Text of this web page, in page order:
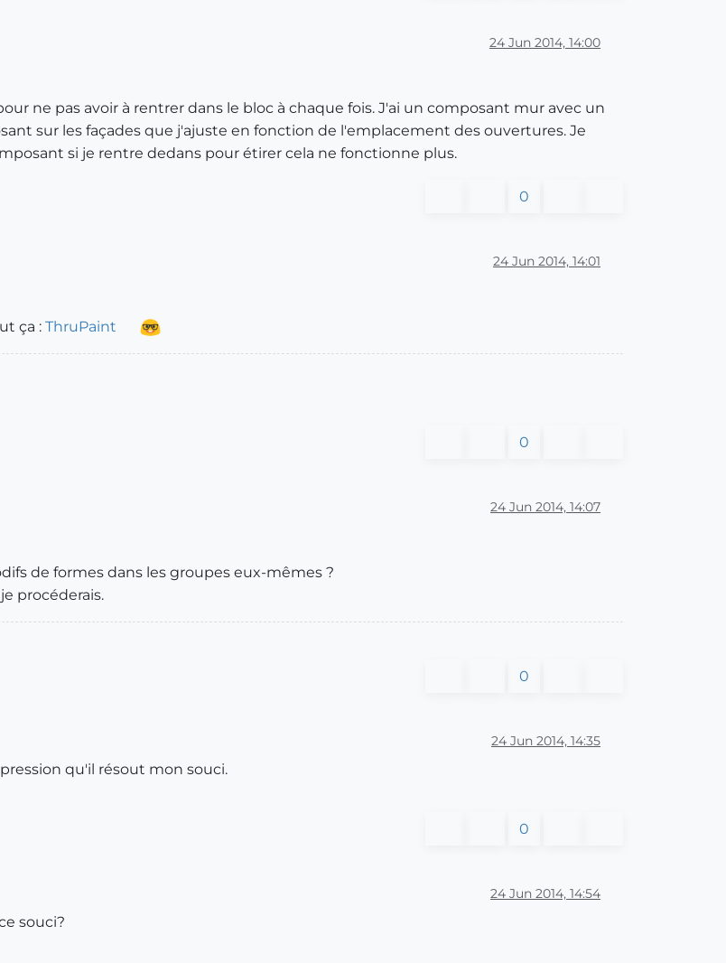
24 Jun 2014, 14:00
ne pas avoir à rentrer dans le bloc à chaque fois. J'ai un composant mur avec un
sur les façades que j'ajuste en fonction de l'emplacement des ouvertures. Je
si je rentre dedans pour étirer cela ne fonctionne plus.
0
24 Jun 2014, 14:01
ça : ThruPaint
0
24 Jun 2014, 14:07
de formes dans les groupes eux-mêmes ?
procéderais.
0
24 Jun 2014, 14:35
qu'il résout mon souci.
0
24 Jun 2014, 14:54
souci?